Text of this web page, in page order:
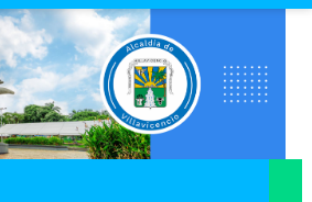
Externo - ControlDoc
Externo
de Publicación de Proyectos